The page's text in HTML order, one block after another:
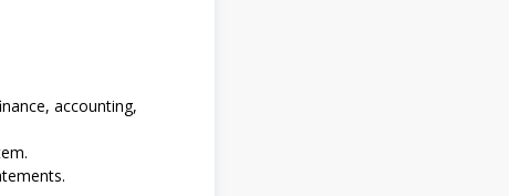
accounting,